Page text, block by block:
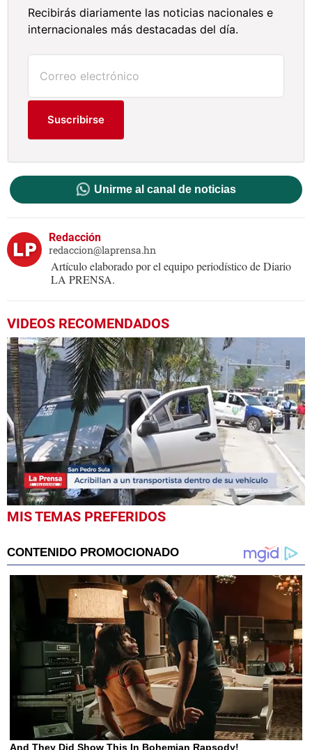
Recibirás diariamente las noticias nacionales e
internacionales más destacadas del día.
Suscribirse
Unirme al canal de noticias
Redacción
redaccion@laprensa.hn
Artículo elaborado por el equipo periodístico de Diario
LA PRENSA.
VIDEOS RECOMENDADOS
0
seconds
seconds
MIS TEMAS PREFERIDOS